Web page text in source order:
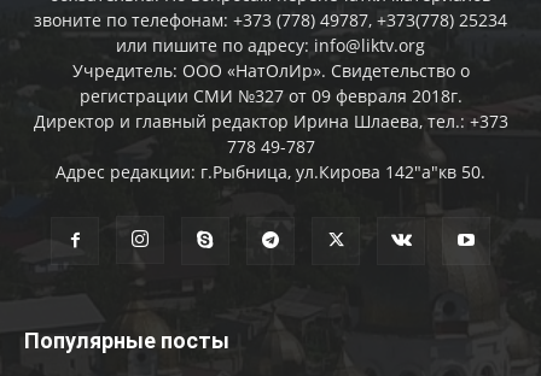
звоните по телефонам: +373 (778) 49787, +373(778) 25234
или пишите по адресу: info@liktv.org
Учредитель: ООО «НатОлИр». Свидетельство о
регистрации СМИ №327 от 09 февраля 2018г.
Директор и главный редактор Ирина Шлаева, тел.: +373
778 49-787
Адрес редакции: г.Рыбница, ул.Кирова 142"а"кв 50.
Популярные посты